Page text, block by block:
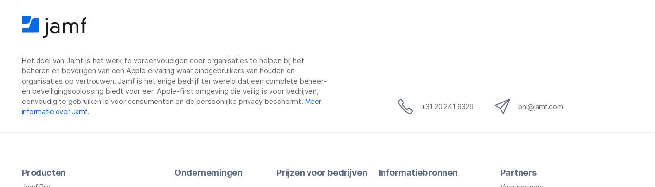
Het doel van Jamf is het werk te vereenvoudigen door organisaties te helpen bij het
beheren en beveiligen van een Apple ervaring waar eindgebruikers van houden en
organisaties op vertrouwen. Jamf is het enige bedrijf ter wereld dat een complete beheer-
en beveiligingsoplossing biedt voor een Apple-first omgeving die veilig is voor bedrijven,
eenvoudig te gebruiken is voor consumenten en de persoonlijke privacy beschermt. Meer
informatie over Jamf.
+31 20 241 6329 bnl@jamf.com
Producten Ondernemingen Prijzen voor bedrijven Informatiebronnen Partners